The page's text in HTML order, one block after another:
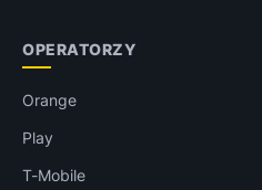
OPERATORZY
Orange
Play
T-Mobile